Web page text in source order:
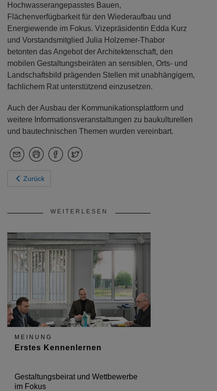
Hochwasserangepasstes Bauen,
Flächenverfügbarkeit für den Wiederaufbau und
Energiewende im Fokus. Vizepräsidentin Edda Kurz
und Vorstandsmitglied Julia Holzemer-Thabor
betonten das Angebot der Architektenschaft, den
mobilen Gestaltungsbeiräten an sensiblen, Orts- und
Landschaftsbild prägenden Stellen mit unabhängigem,
fachlichem Rat unterstützend einzusetzen.
Auch der Ausbau der Kommunikationsplattform und
weitere Informationsveranstaltungen zu baukulturellen
und bautechnischen Themen wurden vereinbart.
Zurück
WEITERLESEN
MEINUNG
Erstes Kennenlernen
Gestaltungsbeirat und Wettbewerbe
im Fokus